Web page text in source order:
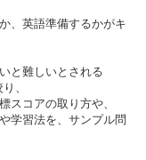
、英語準備するかがキ
と難しいとされる
、
スコアの取り方や、
学習法を、サンプル問